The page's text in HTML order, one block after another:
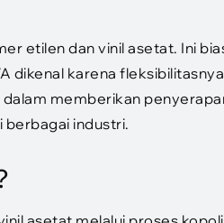
etilen dan vinil asetat. Ini
dikenal karena
memberikan
berbagai industri.